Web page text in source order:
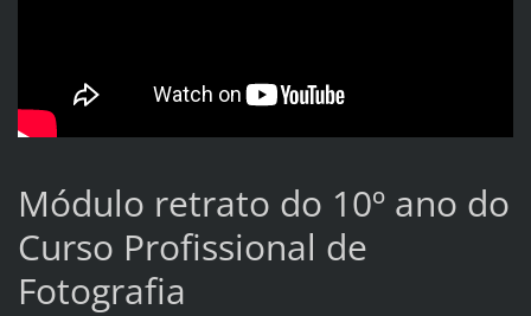
Módulo retrato do 10º ano do
Curso Profissional de
Fotografia